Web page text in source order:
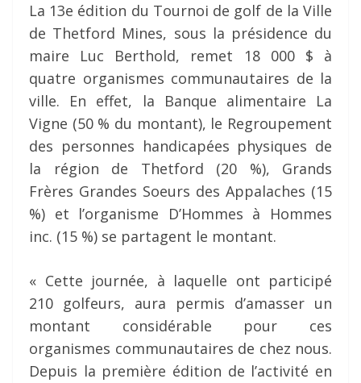
La 13e édition du Tournoi de golf de la Ville
de Thetford Mines, sous la présidence du
maire Luc Berthold, remet 18 000 $ à
quatre organismes communautaires de la
ville. En effet, la Banque alimentaire La
Vigne (50 % du montant), le Regroupement
des personnes handicapées physiques de
la région de Thetford (20 %), Grands
Frères Grandes Soeurs des Appalaches (15
%) et l’organisme D’Hommes à Hommes
inc. (15 %) se partagent le montant.
« Cette journée, à laquelle ont participé
210 golfeurs, aura permis d’amasser un
montant considérable pour ces
organismes communautaires de chez nous.
Depuis la première édition de l’activité en